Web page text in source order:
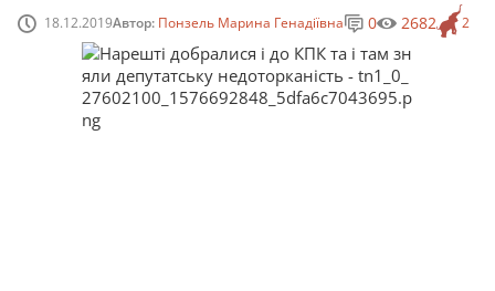
18.12.2019Автор: Понзель Марина Генадіївна 2
0 2682